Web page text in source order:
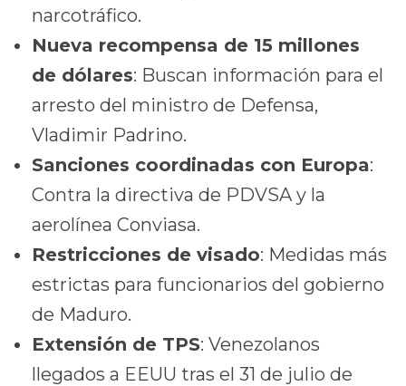
narcotráfico.
Nueva recompensa de 15 millones
de dólares: Buscan información para el
arresto del ministro de Defensa,
Vladimir Padrino.
Sanciones coordinadas con Europa:
Contra la directiva de PDVSA y la
aerolínea Conviasa.
Restricciones de visado: Medidas más
estrictas para funcionarios del gobierno
de Maduro.
Extensión de TPS: Venezolanos
llegados a EEUU tras el 31 de julio de